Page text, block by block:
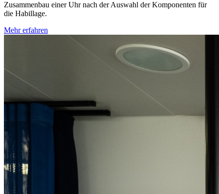
Zusammenbau einer Uhr nach der Auswahl der Komponenten für
die Habillage.
Mehr erfahren